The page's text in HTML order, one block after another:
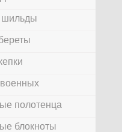
полотенца
блокноты